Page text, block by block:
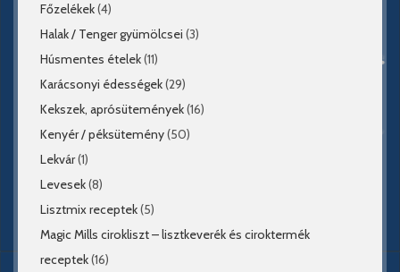
Főzelékek(4)
Halak / Tenger gyümölcsei (3)
Húsmentes ételek(11)
Karácsonyi édességek(29)
Kekszek, aprósütemények(16)
Kenyér / péksütemény(50)
Lekvár(1)
Levesek(8)
Lisztmix receptek(5)
Magic Mills cirokliszt – lisztkeverék és ciroktermék
receptek(16)